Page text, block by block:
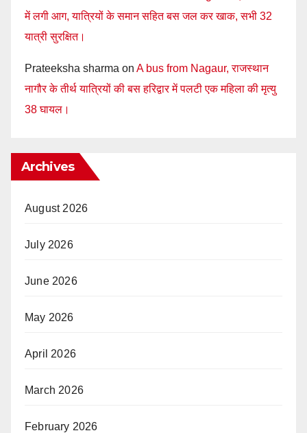
में लगी आग, यात्रियों के समान सहित बस जल कर खाक, सभी 32
यात्री सुरक्षित।
Prateeksha sharma on A bus from Nagaur, राजस्थान
नागौर के तीर्थ यात्रियों की बस हरिद्वार में पलटी एक महिला की मृत्यु
38 घायल।
Archives
August 2026
July 2026
June 2026
May 2026
April 2026
March 2026
February 2026